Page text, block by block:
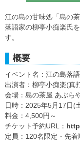
江の島の甘味処「島の
落語家の柳亭小痴楽氏
す。
概要
イベント名：江の島落
出演者：柳亭小痴楽(真
会場：島の茶屋 あぶら
日時：2025年5月17日(
料金：4,500円～
チケット予約URL：
定員：120名限定・先着